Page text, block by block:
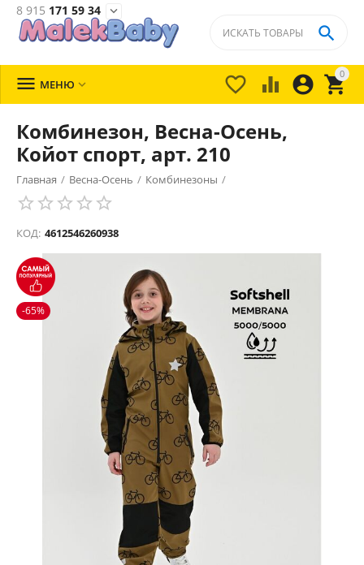
8 915 171 59 34 
0


 

 МЕНЮ 
Комбинезон, Весна-Осень,
Койот спорт, арт. 210
Главная / Весна-Осень / Комбинезоны /
КОД: 4612546260938
-65%